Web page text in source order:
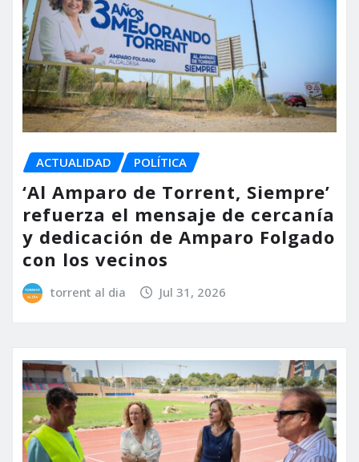
ACTUALIDAD POLÍTICA
‘Al Amparo de Torrent, Siempre’
refuerza el mensaje de cercanía
y dedicación de Amparo Folgado
con los vecinos
torrent al dia Jul 31, 2026